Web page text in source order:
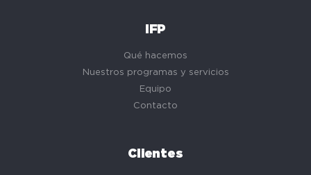
IFP
Qué hacemos
Nuestros programas y servicios
Equipo
Contacto
Clientes